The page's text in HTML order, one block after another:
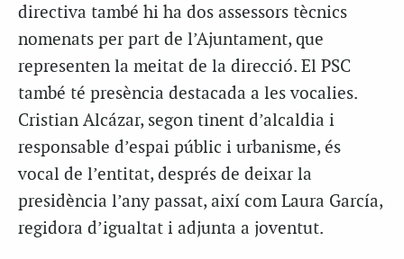
directiva també hi ha dos assessors tècnics
nomenats per part de l’Ajuntament, que
representen la meitat de la direcció. El PSC
també té presència destacada a les vocalies.
Cristian Alcázar, segon tinent d’alcaldia i
responsable d’espai públic i urbanisme, és
vocal de l’entitat, després de deixar la
presidència l’any passat, així com Laura García,
regidora d’igualtat i adjunta a joventut.